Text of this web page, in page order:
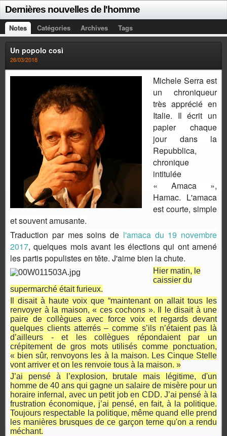
Dernières nouvelles de l'homme
Notes Catégories Archives Tags
Un popolo così
26/03/2018
Michele Serra est
un chroniqueur
très apprécié en
Italie. Il écrit un
papier chaque
jour dans la
Repubblica,
chronique
intitulée
« Amaca »,
Hamac. L'amaca
est courte, simple
et souvent amusante.
Traduction par mes soins de l'amaca du 19 novembre
2017, quelques mois avant les élections qui ont amené
les partis populistes en tête. J'aime bien la chute.
Hier matin, le
caissier du
supermarché était furieux.
Il disait à haute voix que “maintenant on allait tous les
renvoyer à la maison, « ces cochons ». Il le disait à une
paire de collègues avec force voix et regards devant
quelques clients atterrés – comme s’ils n’étaient pas là
d’ailleurs - et les collègues répondaient par un
crépitement de gros mots utilisés comme ponctuation,
« bien sûr, renvoyons les à la maison. Les Cinque Stelle
vont arriver et on les renvoie tous à la maison. »
J’ai pensé à l’explosion, brutale mais légitime, d'un
homme de 40 ans qui gagne un salaire de misère pour un
horaire infernal, avec un petit job en CDD. J’ai pensé à la
frustration économique, j’ai pensé, en fait, à la politique.
Toujours respectable la politique, même quand elle prend
les manières brusques de ce garçon terne qu'on a rendu
méchant.